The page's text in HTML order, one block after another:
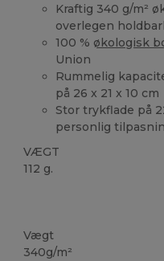
Kraftig 340 g/m²
overlegen
100 % økologisk
Union
Rummelig
på 26 x 21 x 10 cm
Stor trykflade på
personlig
VÆGT
112 g.
Vægt
340g/m²